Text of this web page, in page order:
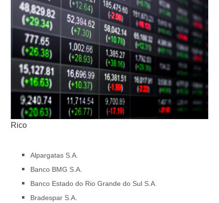
Rico
Alpargatas S.A.
Banco BMG S.A.
Banco Estado do Rio Grande do Sul S.A.
Bradespar S.A.